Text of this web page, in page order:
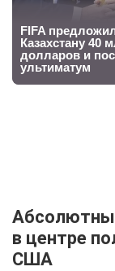
в центре
США